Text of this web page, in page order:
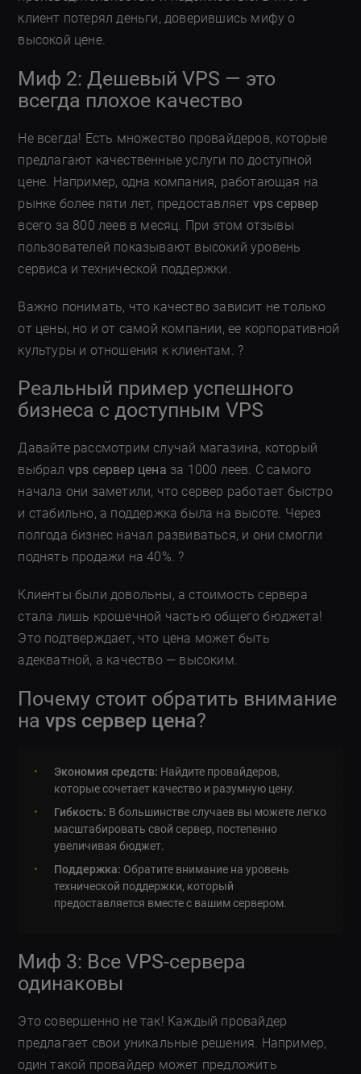
клиент потерял деньги, доверившись мифу о
высокой цене.
Миф 2: Дешевый VPS — это
всегда плохое качество
Не всегда! Есть множество провайдеров, которые
предлагают качественные услуги по доступной
цене. Например, одна компания, работающая на
рынке более пяти лет, предоставляет vps сервер
всего за 800 леев в месяц. При этом отзывы
пользователей показывают высокий уровень
сервиса и технической поддержки.
Важно понимать, что качество зависит не только
от цены, но и от самой компании, ее корпоративной
культуры и отношения к клиентам. ?
Реальный пример успешного
бизнеса с доступным VPS
Давайте рассмотрим случай магазина, который
выбрал vps сервер цена за 1000 леев. С самого
начала они заметили, что сервер работает быстро
и стабильно, а поддержка была на высоте. Через
полгода бизнес начал развиваться, и они смогли
поднять продажи на 40%. ?
Клиенты были довольны, а стоимость сервера
стала лишь крошечной частью общего бюджета!
Это подтверждает, что цена может быть
адекватной, а качество — высоким.
Почему стоит обратить внимание
наvps сервер цена?
Экономия средств: Найдите провайдеров,
которые сочетает качество и разумную цену.
Гибкость: В большинстве случаев вы можете легко
масштабировать свой сервер, постепенно
увеличивая бюджет.
Поддержка: Обратите внимание на уровень
технической поддержки, который
предоставляется вместе с вашим сервером.
Миф 3: Все VPS-сервера
одинаковы
Это совершенно не так! Каждый провайдер
предлагает свои уникальные решения. Например,
один такой провайдер может предложить